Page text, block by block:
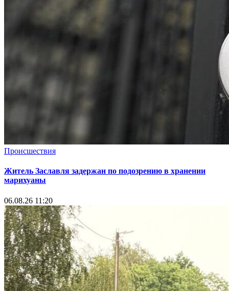
Происшествия
Житель Заславля задержан по подозрению в хранении
марихуаны
06.08.26 11:20